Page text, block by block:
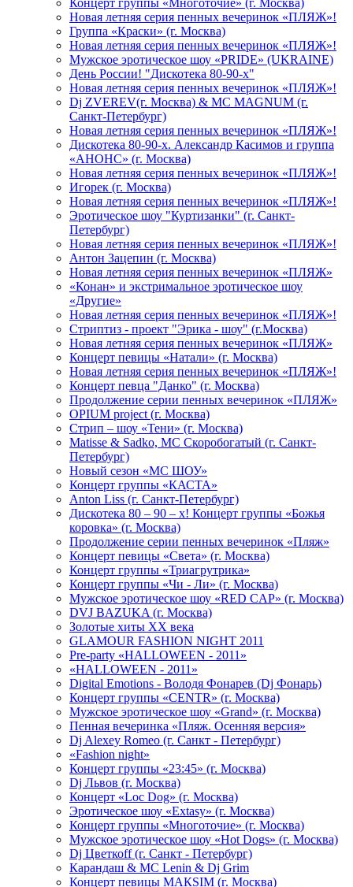
Концерт группы «Многоточие» (г. Москва)
Новая летняя серия пенных вечеринок «ПЛЯЖ»!
Группа «Краски» (г. Москва)
Новая летняя серия пенных вечеринок «ПЛЯЖ»!
Мужское эротическое шоу «PRIDE» (UKRAINE)
День России! "Дискотека 80-90-х"
Новая летняя серия пенных вечеринок «ПЛЯЖ»!
Dj ZVEREV(г. Москва) & MC MAGNUM (г.
Санкт-Петербург)
Новая летняя серия пенных вечеринок «ПЛЯЖ»!
Дискотека 80-90-х. Александр Касимов и группа
«АНОНС» (г. Москва)
Новая летняя серия пенных вечеринок «ПЛЯЖ»!
Игорек (г. Москва)
Новая летняя серия пенных вечеринок «ПЛЯЖ»!
Эротическое шоу "Куртизанки" (г. Санкт-
Петербург)
Новая летняя серия пенных вечеринок «ПЛЯЖ»!
Антон Зацепин (г. Москва)
Новая летняя серия пенных вечеринок «ПЛЯЖ»
«Конан» и экстримальное эротическое шоу
«Другие»
Новая летняя серия пенных вечеринок «ПЛЯЖ»!
Стриптиз - проект "Эрика - шоу" (г.Москва)
Новая летняя серия пенных вечеринок «ПЛЯЖ»
Концерт певицы «Натали» (г. Москва)
Новая летняя серия пенных вечеринок «ПЛЯЖ»!
Концерт певца "Данко" (г. Москва)
Продолжение серии пенных вечеринок «ПЛЯЖ»
OPIUM project (г. Москва)
Стрип – шоу «Тени» (г. Москва)
Matissе & Sadko, MC Скоробогатый (г. Санкт-
Петербург)
Новый сезон «МС ШОУ»
Концерт группы «КАСТА»
Anton Liss (г. Санкт-Петербург)
Дискотека 80 – 90 – х! Концерт группы «Божья
коровка» (г. Москва)
Продолжение серии пенных вечеринок «Пляж»
Концерт певицы «Света» (г. Москва)
Концерт группы «Триагрутрика»
Концерт группы «Чи - Ли» (г. Москва)
Мужское эротическое шоу «RED CAP» (г. Москва)
DVJ BAZUKA (г. Москва)
Золотые хиты XX века
GLAMOUR FASHION NIGHT 2011
Pre-party «HALLOWEEN - 2011»
«HALLOWEEN - 2011»
Digital Emotions - Володя Фонарев (Dj Фонарь)
Концерт группы «CENTR» (г. Москва)
Мужское эротическое шоу «Grand» (г. Москва)
Пенная вечеринка «Пляж. Осенняя версия»
Dj Alexey Romeo (г. Санкт - Петербург)
«Fashion night»
Концерт группы «23:45» (г. Москва)
Dj Львов (г. Москва)
Концерт «Loc Dog» (г. Москва)
Эротическое шоу «Extasy» (г. Москва)
Концерт группы «Многоточие» (г. Москва)
Мужское эротическое шоу «Hot Dogs» (г. Москва)
Dj Цветкоff (г. Санкт - Петербург)
Карандаш & МС Lenin & Dj Grim
Концерт певицы МАКSIМ (г. Москва)